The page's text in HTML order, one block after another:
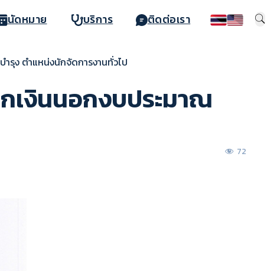
นัดหมาย บริการ ติดต่อเรา
รุง ตำแหน่งนักจัดการงานทั่วไป
เงินนอกงบประมาณ
72